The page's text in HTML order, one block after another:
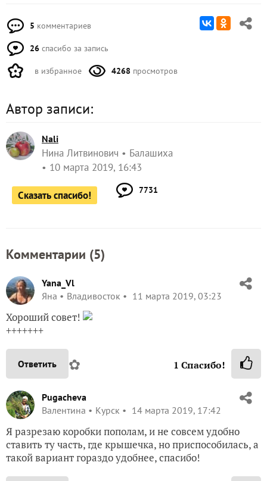
5 комментариев
26 спасибо за запись
в избранное 4268 просмотров
Автор записи:
Nali
Нина Литвинович
Балашиха
10 марта 2019, 16:43
Сказать спасибо! 7731
Комментарии (5)
Yana_Vl
Яна
Владивосток 11 марта 2019, 03:23
Хороший совет!
+++++++
Ответить ✿ 1 Спасибо!
Pugacheva
Валентина
Курск 14 марта 2019, 17:42
Я разрезаю коробки пополам, и не совсем удобно
ставить ту часть, где крышечка, но приспособилась, а
такой вариант гораздо удобнее, спасибо!